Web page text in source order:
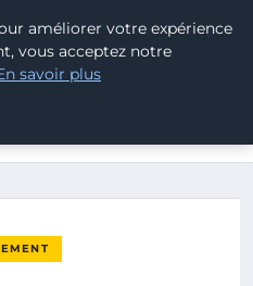
LES ENJEUX ET
améliorer votre expérience
vous acceptez notre
savoir plus